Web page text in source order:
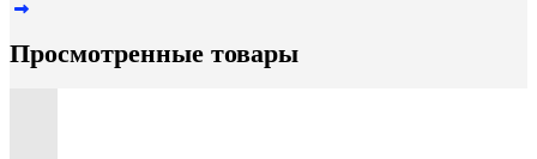
Просмотренные товары